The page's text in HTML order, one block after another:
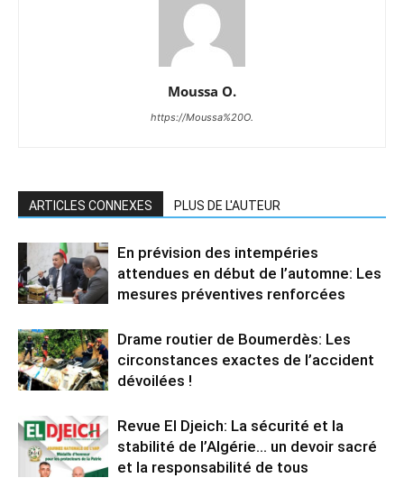
Moussa O.
https://Moussa%20O.
ARTICLES CONNEXES PLUS DE L'AUTEUR
En prévision des intempéries
attendues en début de l’automne: Les
mesures préventives renforcées
Drame routier de Boumerdès: Les
circonstances exactes de l’accident
dévoilées !
Revue El Djeich: La sécurité et la
stabilité de l’Algérie… un devoir sacré
et la responsabilité de tous